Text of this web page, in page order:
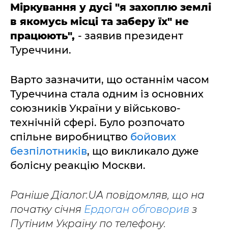
Міркування у дусі "я захоплю землі
в якомусь місці та заберу їх" не
працюють", - заявив президент
Туреччини.
Варто зазначити, що останнім часом
Туреччина стала одним із основних
союзників України у військово-
технічній сфері. Було розпочато
спільне виробництво бойових
безпілотників, що викликало дуже
болісну реакцію Москви.
Раніше Діалог.UA повідомляв, що на
початку січня Ердоган обговорив з
Путіним Україну по телефону.